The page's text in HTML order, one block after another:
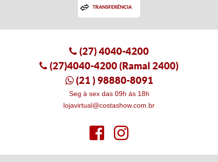
(27)4040-4200
(27)4040-4200(Ramal 2400)
(21 ) 98880-8091
Seg à sex das 09h ás 18h
lojavirtual@costashow.com.br